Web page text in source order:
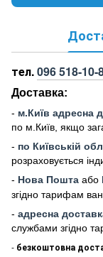
тел.096 518-10-
Доставка:
- м.Київ адресна
по м.Київ, якщо
- по Київській
розраховується
- Нова Пошта або
згідно тарифам
- адресна
службами згідно
- безкоштовна